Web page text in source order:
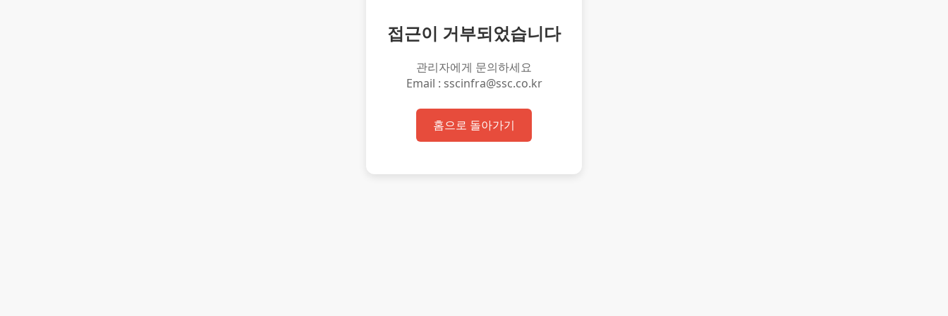
접근이 거부되었습니다
관리자에게 문의하세요
Email : sscinfra@ssc.co.kr
홈으로 돌아가기